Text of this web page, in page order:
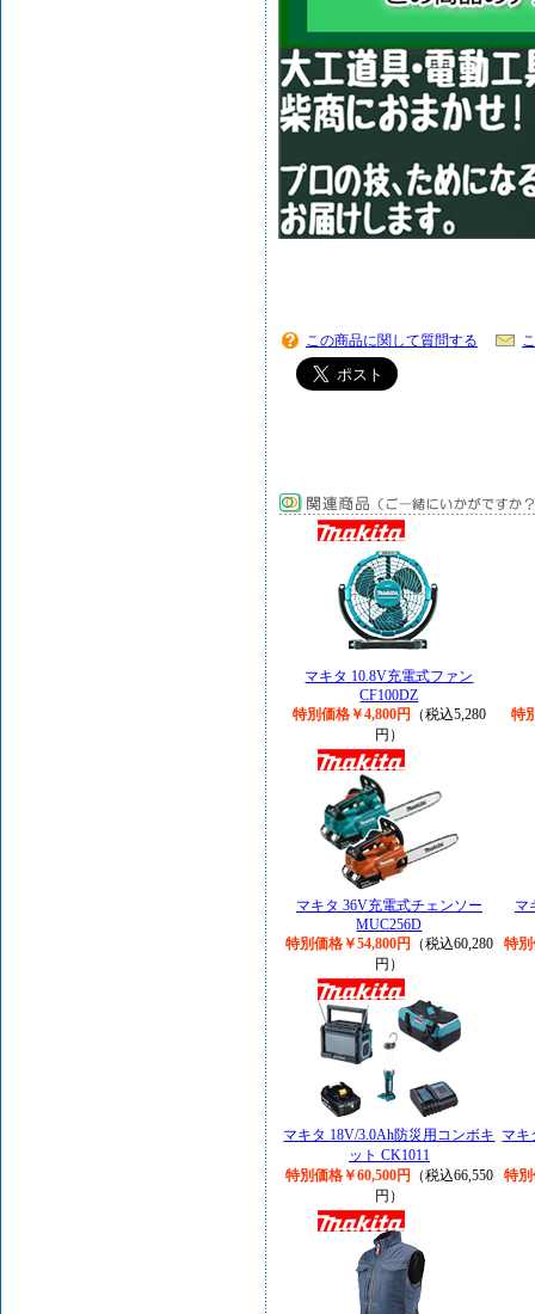
この商品に関して質問する
マキタ 10.8V充電式ファン
CF100DZ
特別価格￥4,800円
（税込5,280
円）
特
マキタ 36V充電式チェンソー
MUC256D
特別価格￥54,800円
（税込60,280
円）
マ
特別
マキタ 18V/3.0Ah防災用コンボキ
ット CK1011
特別価格￥60,500円
（税込66,550
円）
マキ
特別